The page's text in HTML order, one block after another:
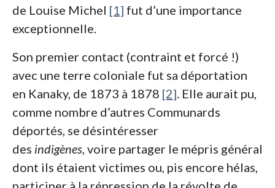
de Louise Michel [1] fut d’une importance
exceptionnelle.
Son premier contact (contraint et forcé !)
avec une terre coloniale fut sa déportation
en Kanaky, de 1873 à 1878 [2]. Elle aurait pu,
comme nombre d’autres Communards
déportés, se désintéresser
des indigènes, voire partager le mépris général
dont ils étaient victimes ou, pis encore hélas,